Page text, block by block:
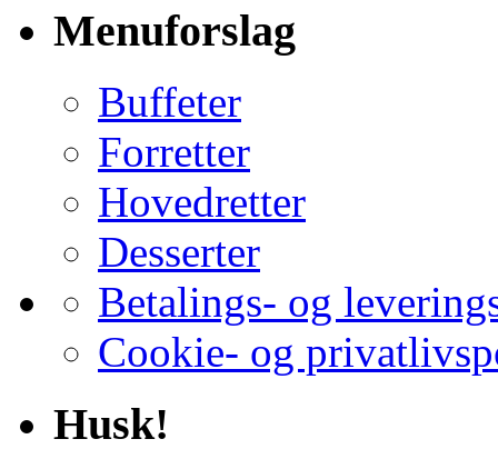
Menuforslag
Buffeter
Forretter
Hovedretter
Desserter
Betalings- og
Cookie- og
Husk!